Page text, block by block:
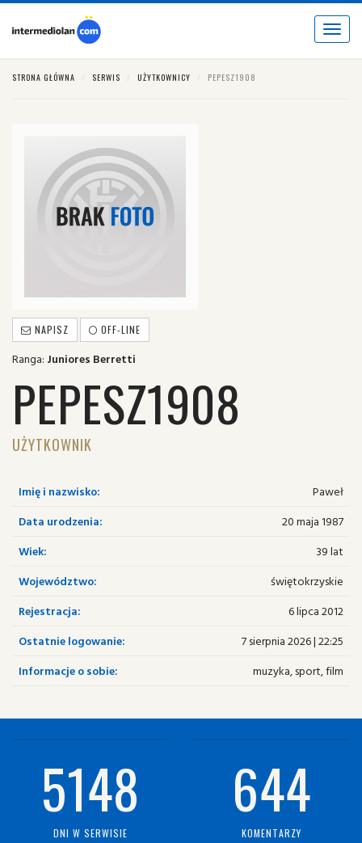
Toggle
STRONA GŁÓWNA SERWIS UŻYTKOWNICY PEPESZ1908
NAPISZ OFF-LINE
Ranga: Juniores Berretti
PEPESZ1908
UŻYTKOWNIK
Imię i nazwisko:
Paweł
Data urodzenia:
20 maja 1987
Wiek:
39 lat
Województwo:
świętokrzyskie
Rejestracja:
6 lipca 2012
Ostatnie logowanie:
7 sierpnia 2026 | 22:25
Informacje o sobie:
muzyka, sport, film
5148
DNI W SERWISIE
644
KOMENTARZY